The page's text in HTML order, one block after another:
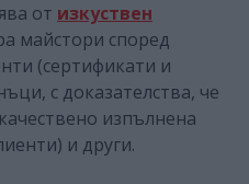
от изкуствен
майстори според
(сертификати и
с доказателства, че
изпълнена
и други.